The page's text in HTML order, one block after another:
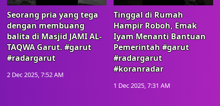
Seorang pria yang tega
dengan membuang
balita di Masjid JAMI AL-
TAQWA Garut. #garut
#radargarut
2 Dec 2025, 7:52 AM
Tinggal di Rumah
Hampir Roboh, Emak
Iyam Menanti Bantuan
Pemerintah #garut
#radargarut
#koranradar
1 Dec 2025, 7:31 AM